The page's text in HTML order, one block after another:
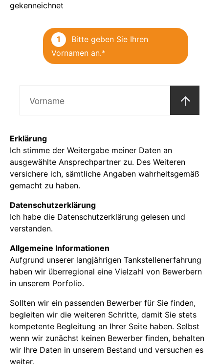
gekenneichnet
Nein
Nein Ja, Waschanlage
Ja
Nein
Ich akzeptiere die Datenschutzbestimmungen
/>
1
Bitte geben Sie Ihren
Vornamen an.*
Erklärung
Ich stimme der Weitergabe meiner Daten an
ausgewählte Ansprechpartner zu. Des Weiteren
versichere ich, sämtliche Angaben wahrheitsgemäß
gemacht zu haben.
Datenschutzerklärung
Ich habe die Datenschutzerklärung gelesen und
verstanden.
Allgemeine Informationen
Aufgrund unserer langjährigen Tankstellenerfahrung
haben wir überregional eine Vielzahl von Bewerbern
in unserem Porfolio.
Sollten wir ein passenden Bewerber für Sie finden,
begleiten wir die weiteren Schritte, damit Sie stets
kompetente Begleitung an Ihrer Seite haben. Selbst
wenn wir zunächst keinen Bewerber finden, behalten
wir Ihre Daten in unserem Bestand und versuchen es
weiter.